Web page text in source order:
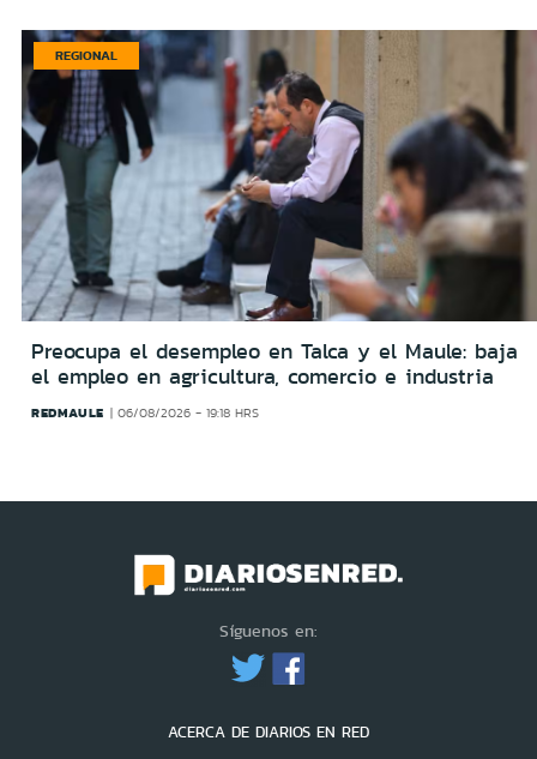
REGIONAL
Preocupa el desempleo en Talca y el Maule: baja
el empleo en agricultura, comercio e industria
REDMAULE 06/08/2026 - 19:18 HRS
Síguenos en:
ACERCA DE DIARIOS EN RED